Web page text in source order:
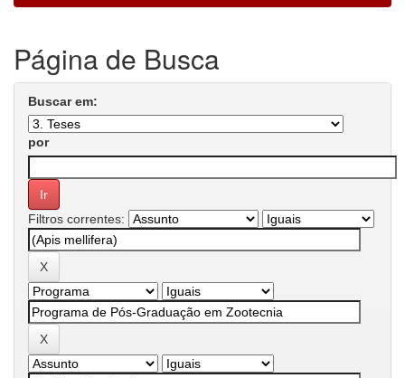
Página de Busca
Buscar em:
por
Filtros correntes: